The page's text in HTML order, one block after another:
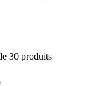
30 produits